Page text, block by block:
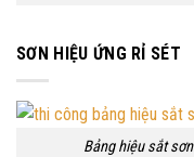
SƠN HIỆU ỨNG RỈ SÉT
Bảng hiệu sắt